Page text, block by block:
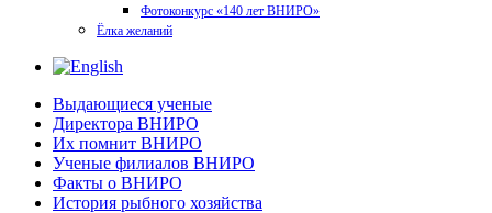
Фотоконкурс «140 лет ВНИРО»
Ёлка желаний
Выдающиеся ученые
Директора ВНИРО
Их помнит ВНИРО
Ученые филиалов ВНИРО
Факты о ВНИРО
История рыбного хозяйства